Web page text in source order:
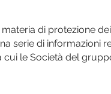
di protezione
serie di informazioni
le Società del